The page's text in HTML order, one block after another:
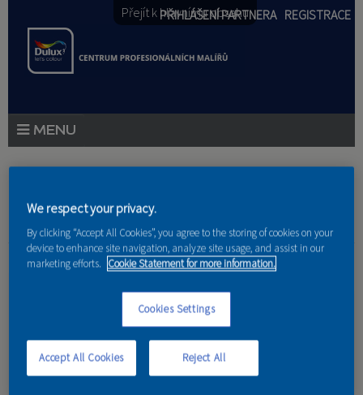
Přejít k hlavnímu obsahu
PŘIHLÁŠENÍ PARTNERA REGISTRACE
PRODUKTOVÉ NOVINKY
PORADENSTVÍ
AKCE A NOVINKY
PARTNEŘI
Jste zde
Domov»Referencie»František Máša
Dětský pokoj
We respect your privacy.
By clicking “Accept All Cookies”, you agree to the storing of cookies on your
device to enhance site navigation, analyze site usage, and assist in our
marketing efforts. Cookie Statement for more information.
Cookies Settings
Reject All
Accept All Cookies